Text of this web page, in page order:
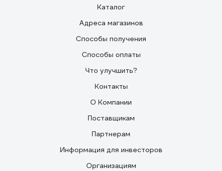
Каталог
Адреса магазинов
Способы получения
Способы оплаты
Что улучшить?
Контакты
О Компании
Поставщикам
Партнерам
Информация для инвесторов
Организациям